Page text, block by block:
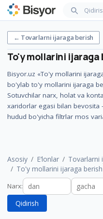
← Tovarlarni ijaraga berish
To'y mollarini ijaraga
Bisyor.uz «To'y mollarini
bo'ylab to'y mollarini ijaraga
Sotuvchilar narx, holat va
xaridorlar egasi bilan
hudud bo'yicha filtrlar mos
Asosiy E‘lonlar
Tovarlarni
To'y mollarini ijaraga berish
Narx:
Qidirish